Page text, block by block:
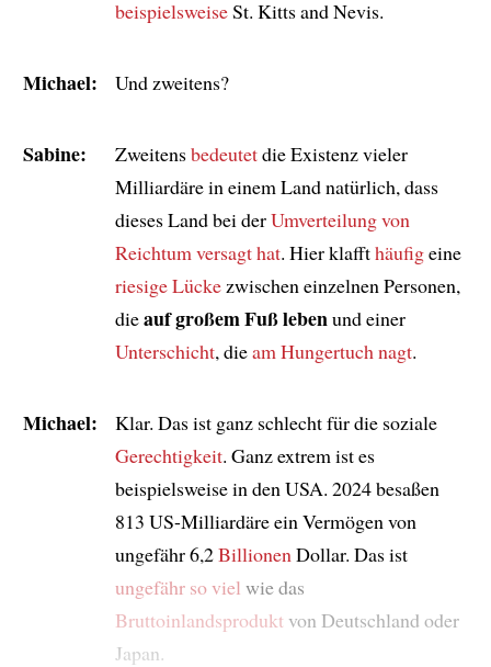
beispielsweiseSt. Kitts and Nevis.
Michael: Und zweitens?
Sabine: Zweitensbedeutetdie Existenz vieler
Milliardäre in einem Land natürlich, dass
dieses Land bei derUmverteilung von
Reichtum versagt hat. Hier klaffthäufigeine
riesige Lückezwischen einzelnen Personen,
dieauf großem Fuß lebenund einer
Unterschicht, dieam Hungertuch nagt.
Michael:
Klar. Das ist ganz schlecht für die soziale
Gerechtigkeit. Ganz extrem ist es
beispielsweise in den USA. 2024 besaßen
813 US-Milliardäre ein Vermögen von
ungefähr 6,2Billionen Dollar. Das ist
ungefähr so viel wie das
Bruttoinlandsprodukt von Deutschland oder
Japan.